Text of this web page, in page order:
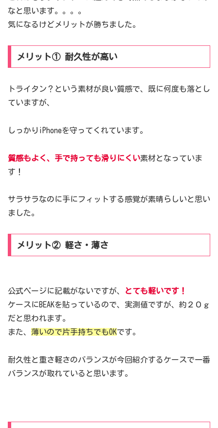
なと思います。。。。
気になるけどメリットが勝ちました。
メリット① 耐久性が高い
トライタン？という素材が良い質感で、既に何度も落とし
ていますが、
しっかりiPhoneを守ってくれています。
質感もよく、手で持っても滑りにくい素材となっていま
す！
サラサラなのに手にフィットする感覚が素晴らしいと思い
ました。
メリット② 軽さ・薄さ
公式ページに記載がないですが、
とても軽いです！
ケースにBEAKを貼っているので、実測値ですが、約２０ｇ
だと思われます。
また、 薄いので片手持ちでもOKです。
耐久性と重さ軽さのバランスが今回紹介するケースで一番
バランスが取れていると思います。